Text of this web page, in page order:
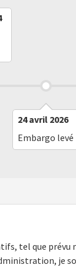
24 avril 2026
Embargo levé
tel que
je